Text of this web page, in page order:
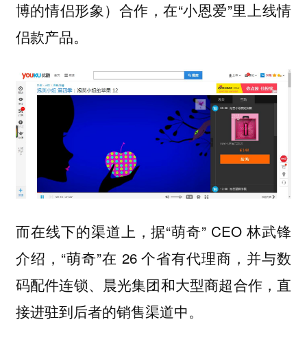
博的情侣形象）合作，在“小恩爱”里上线情
侣款产品。
而在线下的渠道上，据“萌奇” CEO 林武锋
介绍，“萌奇”在 26 个省有代理商，并与数
码配件连锁、晨光集团和大型商超合作，直
接进驻到后者的销售渠道中。